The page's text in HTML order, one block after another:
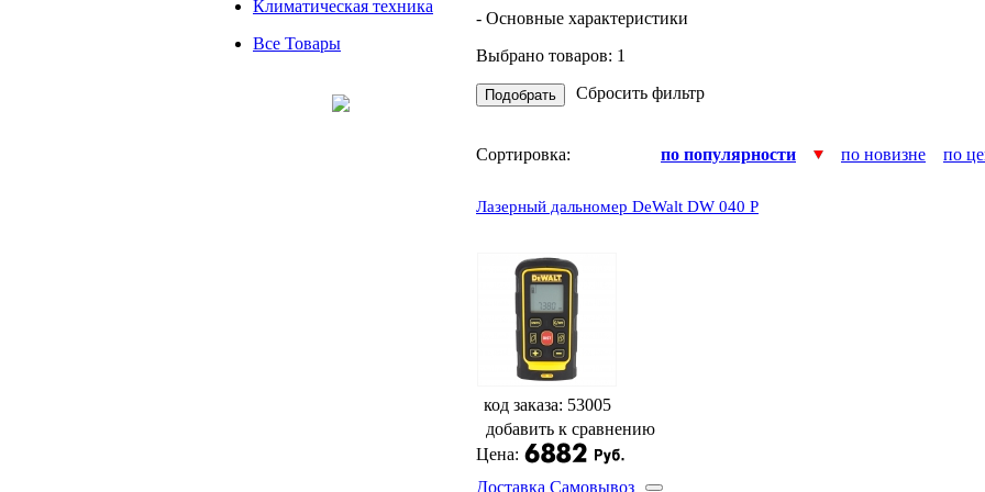
Климатическая техника
Все Товары
- Основные характеристики
Выбрано товаров: 1
Сбросить фильтр
Сортировка: по популярности по новизне по
Лазерный дальномер DeWalt DW 040 P
код заказа: 53005
добавить к сравнению
Цена:
Доставка Самовывоз